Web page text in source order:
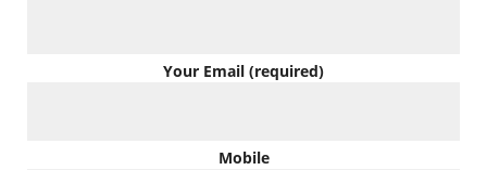
Your Email (required)
Mobile